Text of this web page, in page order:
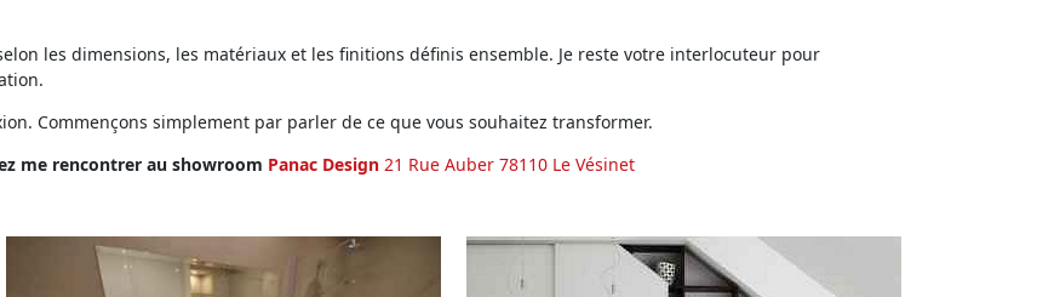
les dimensions, les matériaux et les finitions définis ensemble. Je reste votre interlocuteur pour
Commençons simplement par parler de ce que vous souhaitez transformer.
me rencontrer au showroom Panac Design 21 Rue Auber 78110 Le Vésinet